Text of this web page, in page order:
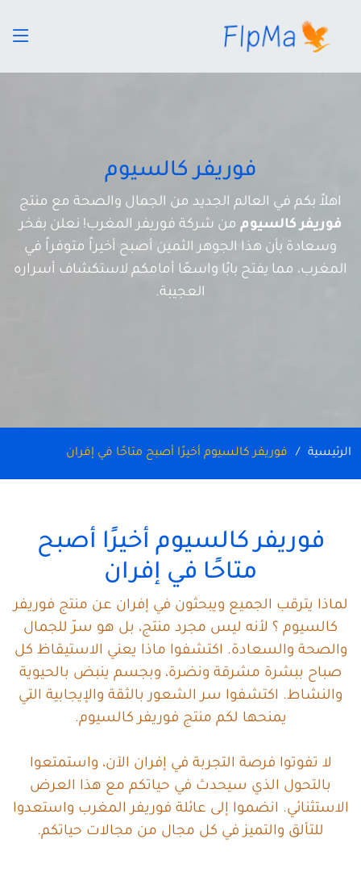
فوريفر كالسيوم
اهلاً بكم في العالم الجديد من الجمال والصحة مع منتج
فوريفر كالسيوم من شركة فوريفر المغرب! نعلن بفخر
وسعادة بأن هذا الجوهر الثمين أصبح أخيراً متوفراً في
المغرب، مما يفتح بابًا واسعًا أمامكم لاستكشاف أسراره
العجيبة.
الرئيسية فوريفر كالسيوم أخيرًا أصبح متاحًا في إفران
فوريفر كالسيوم أخيرًا أصبح
متاحًا في إفران
لماذا يترقب الجميع ويبحثون في إفران عن منتج فوريفر
كالسيوم ؟ لأنه ليس مجرد منتج، بل هو سرّ للجمال
والصحة والسعادة. اكتشفوا ماذا يعني الاستيقاظ كل
صباح ببشرة مشرقة ونضرة، وبجسم ينبض بالحيوية
والنشاط. اكتشفوا سر الشعور بالثقة والإيجابية التي
يمنحها لكم منتج فوريفر كالسيوم.
لا تفوتوا فرصة التجربة في إفران الآن، واستمتعوا
بالتحول الذي سيحدث في حياتكم مع هذا العرض
الاستثنائي. انضموا إلى عائلة فوريفر المغرب واستعدوا
للتألق والتميز في كل مجال من مجالات حياتكم.